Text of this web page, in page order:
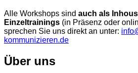
Alle Workshops sind auch als
Einzeltrainings (in Präsenz oder
sprechen Sie uns direkt an unter:
kommunizieren.de
Über uns